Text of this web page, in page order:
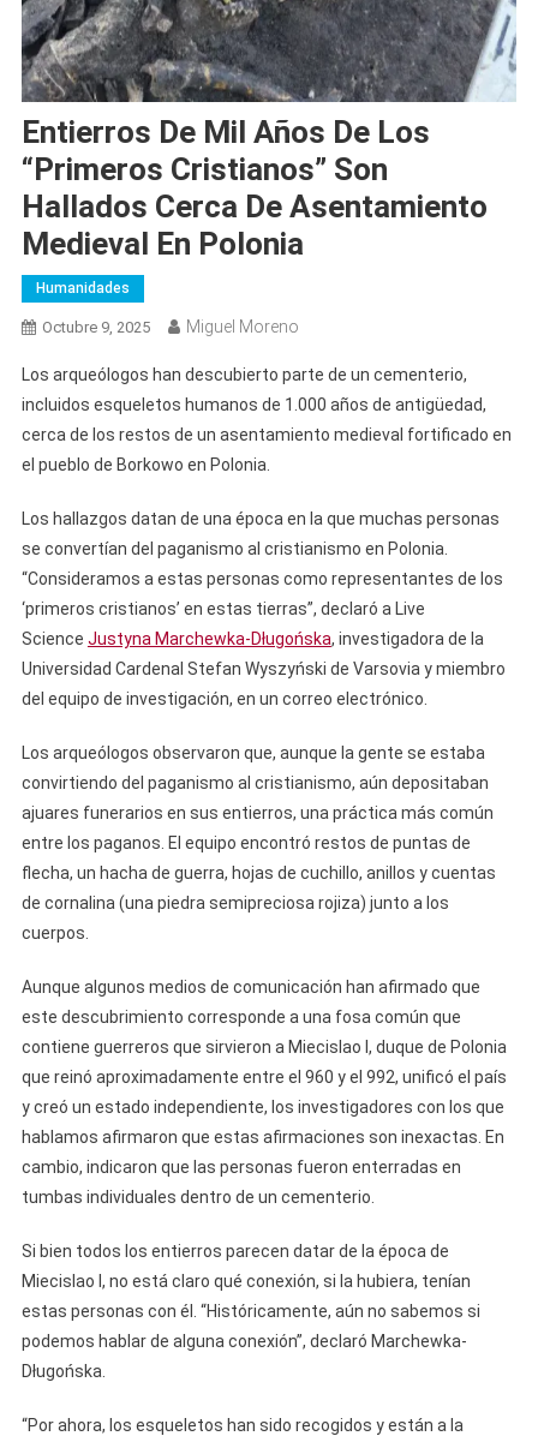
Entierros De Mil Años De Los
“primeros Cristianos” Son
Hallados Cerca De Asentamiento
Medieval En Polonia
Humanidades
Octubre 9, 2025 Miguel Moreno
Los arqueólogos han descubierto parte de un cementerio,
incluidos esqueletos humanos de 1.000 años de antigüedad,
cerca de los restos de un asentamiento medieval fortificado en
el pueblo de Borkowo en Polonia.
Los hallazgos datan de una época en la que muchas personas
se convertían del paganismo al cristianismo en Polonia.
“Consideramos a estas personas como representantes de los
‘primeros cristianos’ en estas tierras”, declaró a Live
Science Justyna Marchewka-Długońska, investigadora de la
Universidad Cardenal Stefan Wyszyński de Varsovia y miembro
del equipo de investigación, en un correo electrónico.
Los arqueólogos observaron que, aunque la gente se estaba
convirtiendo del paganismo al cristianismo, aún depositaban
ajuares funerarios en sus entierros, una práctica más común
entre los paganos. El equipo encontró restos de puntas de
flecha, un hacha de guerra, hojas de cuchillo, anillos y cuentas
de cornalina (una piedra semipreciosa rojiza) junto a los
cuerpos.
Aunque algunos medios de comunicación han afirmado que
este descubrimiento corresponde a una fosa común que
contiene guerreros que sirvieron a Miecislao I, duque de Polonia
que reinó aproximadamente entre el 960 y el 992, unificó el país
y creó un estado independiente, los investigadores con los que
hablamos afirmaron que estas afirmaciones son inexactas. En
cambio, indicaron que las personas fueron enterradas en
tumbas individuales dentro de un cementerio.
Si bien todos los entierros parecen datar de la época de
Miecislao I, no está claro qué conexión, si la hubiera, tenían
estas personas con él. “Históricamente, aún no sabemos si
podemos hablar de alguna conexión”, declaró Marchewka-
Długońska.
“Por ahora, los esqueletos han sido recogidos y están a la